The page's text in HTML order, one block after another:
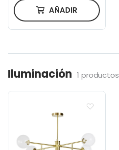
AÑADIR
Iluminación 1 productos